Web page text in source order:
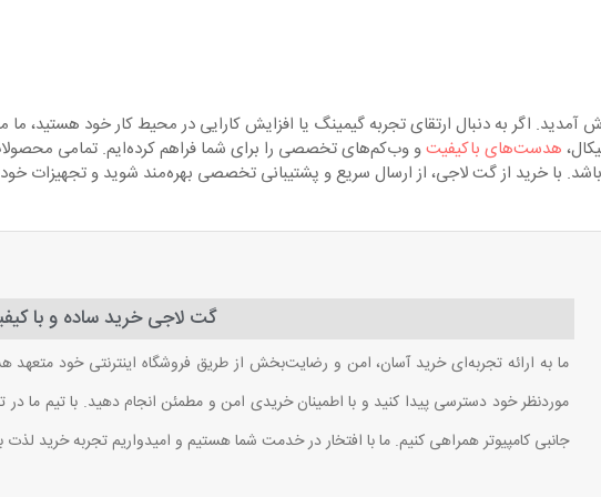
اگر به دنبال ارتقای تجربه گیمینگ یا افزایش کارایی در محیط کار خود هستید،
هدست‌های باکیفیتو وب‌کم‌های تخصصی را برای شما فراهم کرده‌ایم. تمامی
باشد. با خرید از گت لاجی، از ارسال سریع و پشتیبانی تخصصی بهره‌مند شوید و تجهیزات
گت لاجی خرید ساده و با
ما به ارائه تجربه‌ای خرید آسان، امن و رضایت‌بخش از طریق فروشگاه اینترنتی خود متعهد
موردنظر خود دسترسی پیدا کنید و با اطمینان خریدی امن و مطمئن انجام دهید. با تیم ما در
جانبی کامپیوتر همراهی کنیم. ما با افتخار در خدمت شما هستیم و امیدواریم تجربه خرید